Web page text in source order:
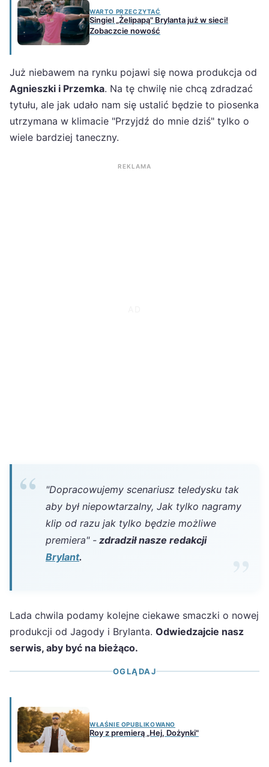
WARTO PRZECZYTAĆ
Singiel „Żelipapą" Brylanta już w sieci!
Zobaczcie nowość
Już niebawem na rynku pojawi się nowa produkcja od
Agnieszki i Przemka. Na tę chwilę nie chcą zdradzać
tytułu, ale jak udało nam się ustalić będzie to piosenka
utrzymana w klimacie "Przyjdź do mnie dziś" tylko o
wiele bardziej taneczny.
REKLAMA
"Dopracowujemy scenariusz teledysku tak
aby był niepowtarzalny, Jak tylko nagramy
klip od razu jak tylko będzie możliwe
premiera" - zdradził nasze redakcji
Brylant.
Lada chwila podamy kolejne ciekawe smaczki o nowej
produkcji od Jagody i Brylanta. Odwiedzajcie nasz
serwis, aby być na bieżąco.
OGLĄDAJ
WŁAŚNIE OPUBLIKOWANO
Roy z premierą „Hej, Dożynki"